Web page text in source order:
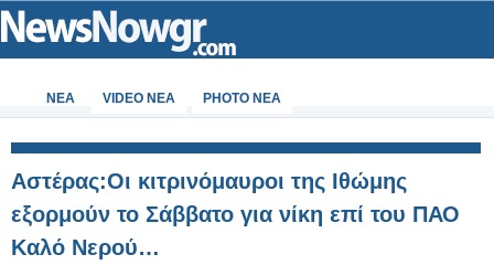
ΝΕΑ VIDEO NEA PHOTO NEA
Αστέρας:Οι κιτρινόμαυροι της Ιθώμης
εξορμούν το Σάββατο για νίκη επί του ΠΑΟ
Καλό Νερού…